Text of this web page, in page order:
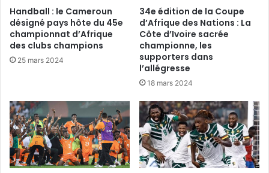
Handball : le Cameroun
désigné pays hôte du 45e
championnat d’Afrique
des clubs champions
25 mars 2024
34e édition de la Coupe
d’Afrique des Nations : La
Côte d’Ivoire sacrée
championne, les
supporters dans
l’allégresse
18 mars 2024